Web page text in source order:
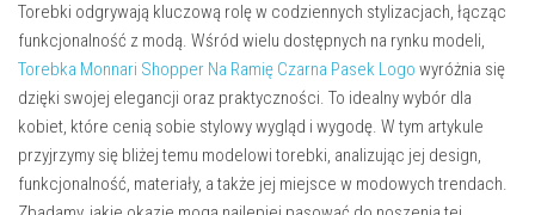
Torebki odgrywają kluczową rolę w codziennych stylizacjach, łącząc
funkcjonalność z modą. Wśród wielu dostępnych na rynku modeli,
Torebka Monnari Shopper Na Ramię Czarna Pasek Logo wyróżnia się
dzięki swojej elegancji oraz praktyczności. To idealny wybór dla
kobiet, które cenią sobie stylowy wygląd i wygodę. W tym artykule
przyjrzymy się bliżej temu modelowi torebki, analizując jej design,
funkcjonalność, materiały, a także jej miejsce w modowych trendach.